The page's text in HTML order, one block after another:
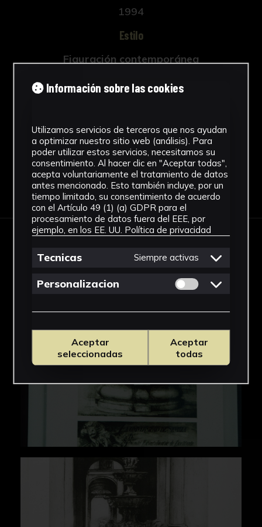
1994
Estilo
Figuración contemporánea
Técnica
Descargar Ficha
IMÁGENES
Información sobre las cookies
Utilizamos servicios de terceros que nos ayudan
a optimizar nuestro sitio web (análisis). Para
poder utilizar estos servicios, necesitamos su
consentimiento. Al hacer clic en "Aceptar todas",
acepta voluntariamente el tratamiento de datos
antes mencionado. Esto también incluye, por un
tiempo limitado, su consentimiento de acuerdo
con el Artículo 49 (1) (a) GDPR para el
procesamiento de datos fuera del EEE, por
ejemplo, en los EE. UU. Política de privacidad
Tecnicas Siempre activas
Personalizacion Permitir cookies
Aceptar
seleccionadas
Aceptar
todas